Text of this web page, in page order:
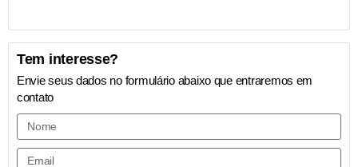
Tem interesse?
Envie seus dados no formulário abaixo que entraremos em
contato